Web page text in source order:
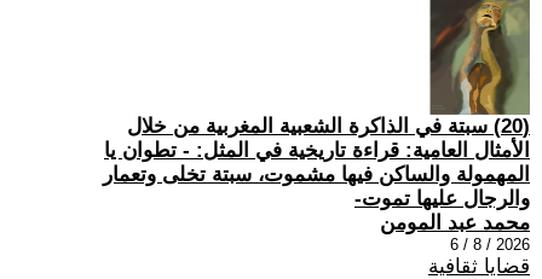
(20) سبتة في الذاكرة الشعبية المغربية من خلال
الأمثال العامية: قراءة تاريخية في المثل: - تطوان يا
المهمولة والساكن فيها مشموت، سبتة تخلى وتعمار
والرجال عليها تموت-
محمد عبد المومن
2026 / 8 / 6
قضايا ثقافية